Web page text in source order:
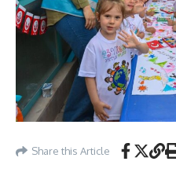
Share this Article